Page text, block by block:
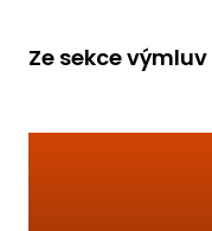
Ze sekce výmluv